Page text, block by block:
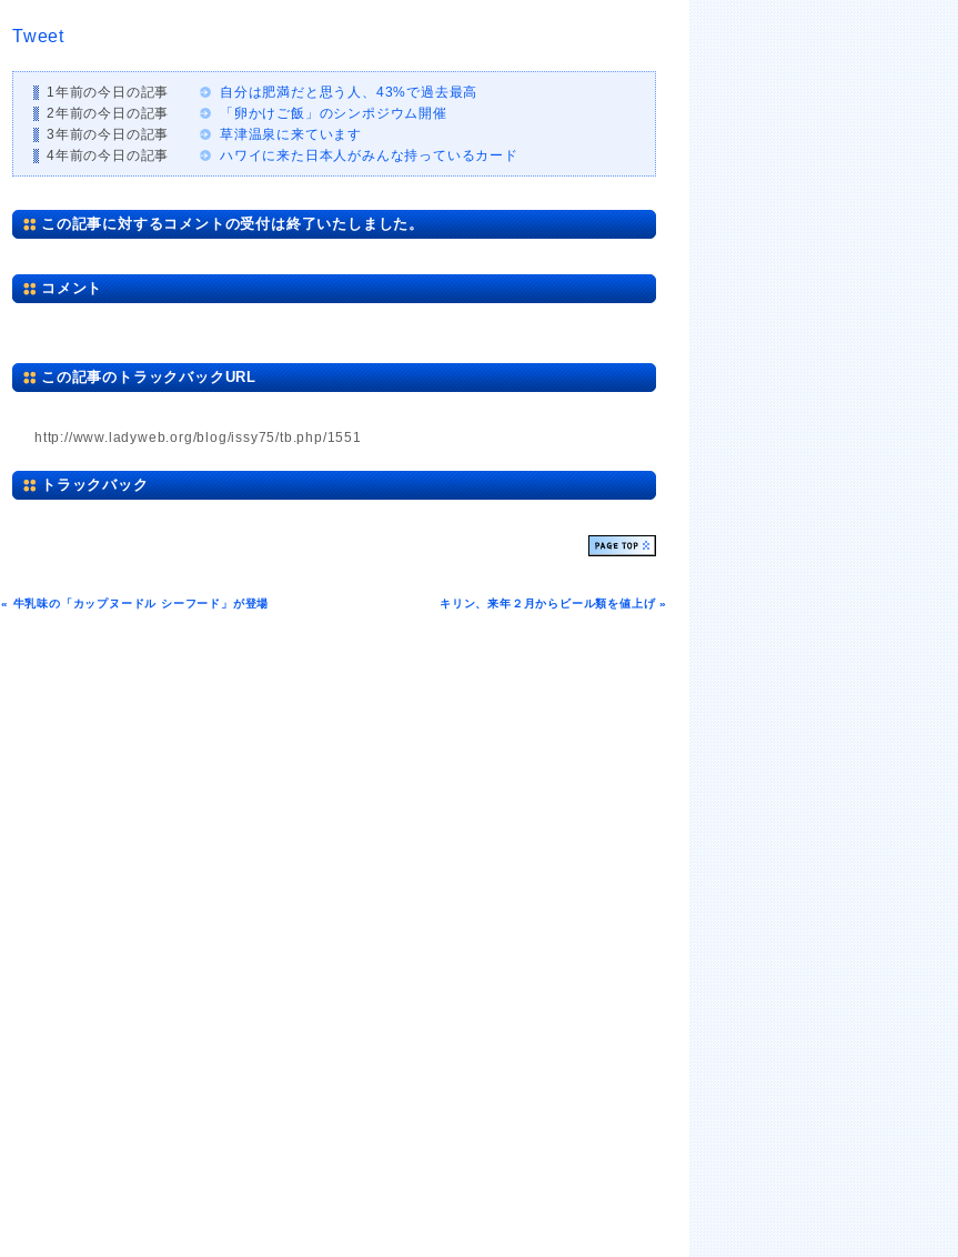
Tweet
1年前の今日の記事
自分は肥満だと思う人、43%で過去最高
2年前の今日の記事
「卵かけご飯」のシンポジウム開催
3年前の今日の記事
草津温泉に来ています
4年前の今日の記事
ハワイに来た日本人がみんな持っているカード
この記事に対するコメントの受付は終了いたしました。
コメント
この記事のトラックバックURL
http://www.ladyweb.org/blog/issy75/tb.php/1551
トラックバック
« 牛乳味の「カップヌードル シーフード」が登場 キリン、来年２月からビール類を値上げ »